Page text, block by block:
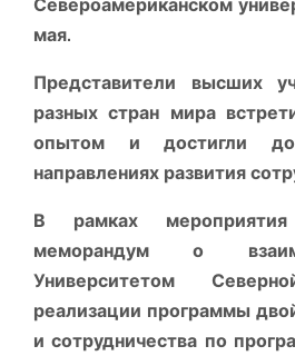
мая.
Представители высших
разных стран мира
опытом и достигли
направлениях развития
В рамках
меморандум о
Университетом
реализации программы
и сотрудничества по